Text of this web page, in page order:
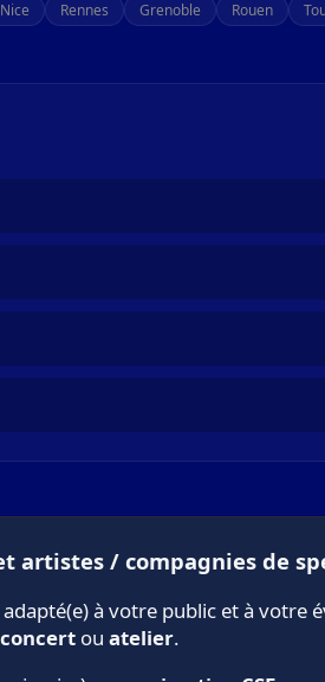
Nice Rennes Grenoble Rouen
artistes / compagnies de
adapté(e) à votre public et à votre
concert ouatelier.